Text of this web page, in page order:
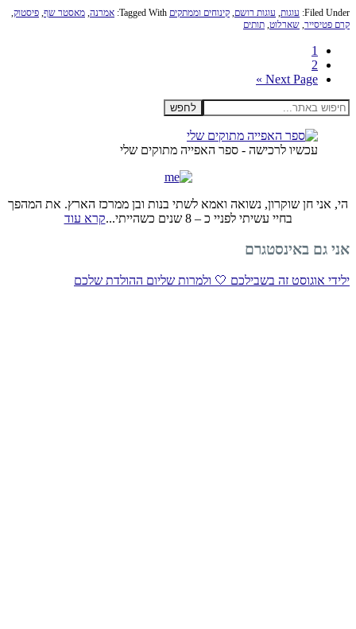
Filed Under: עוגות, עוגות רושם, קינוחים וממתקים Tagged With: אמרנה, מאסטר שף, פיסטוק,
קרם פטיסייר, שארלוט, תותים
Page1
Page
2
Go
Next Page »
Primary
Sidebar
חיפוש
באתר...
עכשיו לרכישה - ספר האפייה מתוקים שלי
הי, אני חן שוקרון, נשואה ואמא לשתי בנות ובן ממרכז הארץ. את המהפך
בחיי עשיתי לפניי כ – 8 שנים כשהייתי...
קרא עוד
אני גם באינסטגרם
ילידי אוגוסט זה בשבילכם 🤍 ולמרות שליום ההולדת שלכם